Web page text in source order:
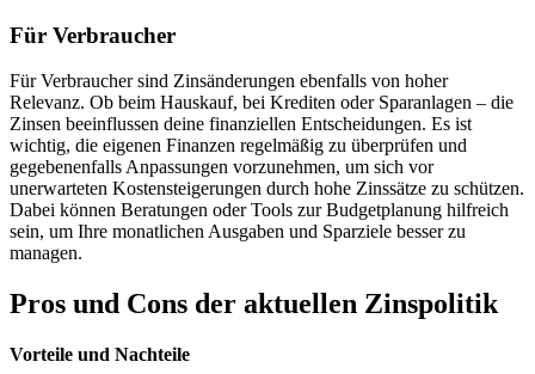
Für Verbraucher
Für Verbraucher sind Zinsänderungen ebenfalls von hoher
Relevanz. Ob beim Hauskauf, bei Krediten oder Sparanlagen – die
Zinsen beeinflussen deine finanziellen Entscheidungen. Es ist
wichtig, die eigenen Finanzen regelmäßig zu überprüfen und
gegebenenfalls Anpassungen vorzunehmen, um sich vor
unerwarteten Kostensteigerungen durch hohe Zinssätze zu schützen.
Dabei können Beratungen oder Tools zur Budgetplanung hilfreich
sein, um Ihre monatlichen Ausgaben und Sparziele besser zu
managen.
Pros und Cons der aktuellen Zinspolitik
Vorteile und Nachteile